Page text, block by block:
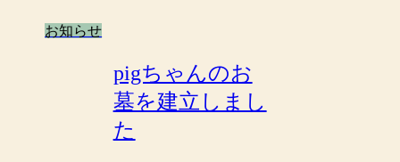
お知らせ
pigちゃんのお
墓を建立しまし
た